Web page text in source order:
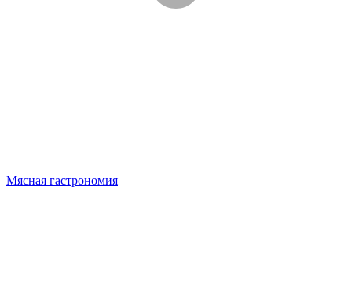
Мясная гастрономия